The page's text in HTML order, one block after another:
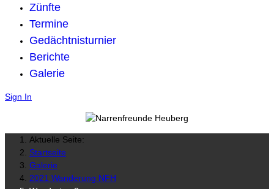
Zünfte
Termine
Gedächtnisturnier
Berichte
Galerie
Sign In
Aktuelle Seite:
Startseite
Galerie
2021 Wanderung NFH